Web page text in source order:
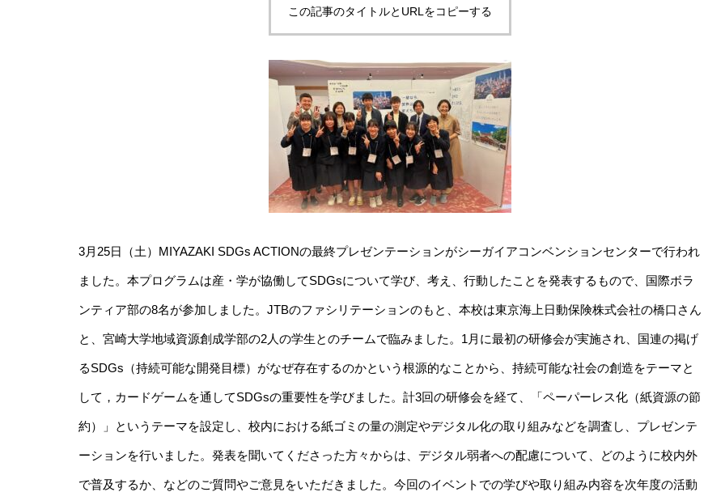
この記事のタイトルとURLをコピーする
3月25日（土）MIYAZAKI SDGs ACTIONの最終プレゼンテーションがシーガイアコンベンションセンターで行われ
ました。本プログラムは産・学が協働してSDGsについて学び、考え、行動したことを発表するもので、国際ボラ
ンティア部の8名が参加しました。JTBのファシリテーションのもと、本校は東京海上日動保険株式会社の橋口さん
と、宮崎大学地域資源創成学部の2人の学生とのチームで臨みました。1月に最初の研修会が実施され、国連の掲げ
るSDGs（持続可能な開発目標）がなぜ存在するのかという根源的なことから、持続可能な社会の創造をテーマと
して，カードゲームを通してSDGsの重要性を学びました。計3回の研修会を経て、「ペーパーレス化（紙資源の節
約）」というテーマを設定し、校内における紙ゴミの量の測定やデジタル化の取り組みなどを調査し、プレゼンテ
ーションを行いました。発表を聞いてくださった方々からは、デジタル弱者への配慮について、どのように校内外
で普及するか、などのご質問やご意見をいただきました。今回のイベントでの学びや取り組み内容を次年度の活動